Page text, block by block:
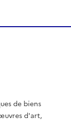
de biens
d'art,